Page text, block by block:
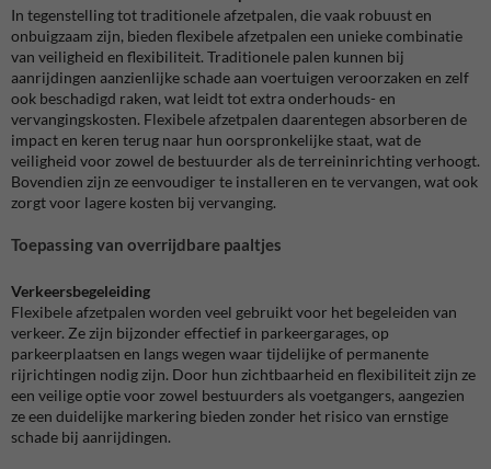
In tegenstelling tot traditionele afzetpalen, die vaak robuust en
onbuigzaam zijn, bieden flexibele afzetpalen een unieke combinatie
van veiligheid en flexibiliteit. Traditionele palen kunnen bij
aanrijdingen aanzienlijke schade aan voertuigen veroorzaken en zelf
ook beschadigd raken, wat leidt tot extra onderhouds- en
vervangingskosten. Flexibele afzetpalen daarentegen absorberen de
impact en keren terug naar hun oorspronkelijke staat, wat de
veiligheid voor zowel de bestuurder als de terreininrichting verhoogt.
Bovendien zijn ze eenvoudiger te installeren en te vervangen, wat ook
zorgt voor lagere kosten bij vervanging.
Toepassing van overrijdbare paaltjes
Verkeersbegeleiding
Flexibele afzetpalen worden veel gebruikt voor het begeleiden van
verkeer. Ze zijn bijzonder effectief in parkeergarages, op
parkeerplaatsen en langs wegen waar tijdelijke of permanente
rijrichtingen nodig zijn. Door hun zichtbaarheid en flexibiliteit zijn ze
een veilige optie voor zowel bestuurders als voetgangers, aangezien
ze een duidelijke markering bieden zonder het risico van ernstige
schade bij aanrijdingen.